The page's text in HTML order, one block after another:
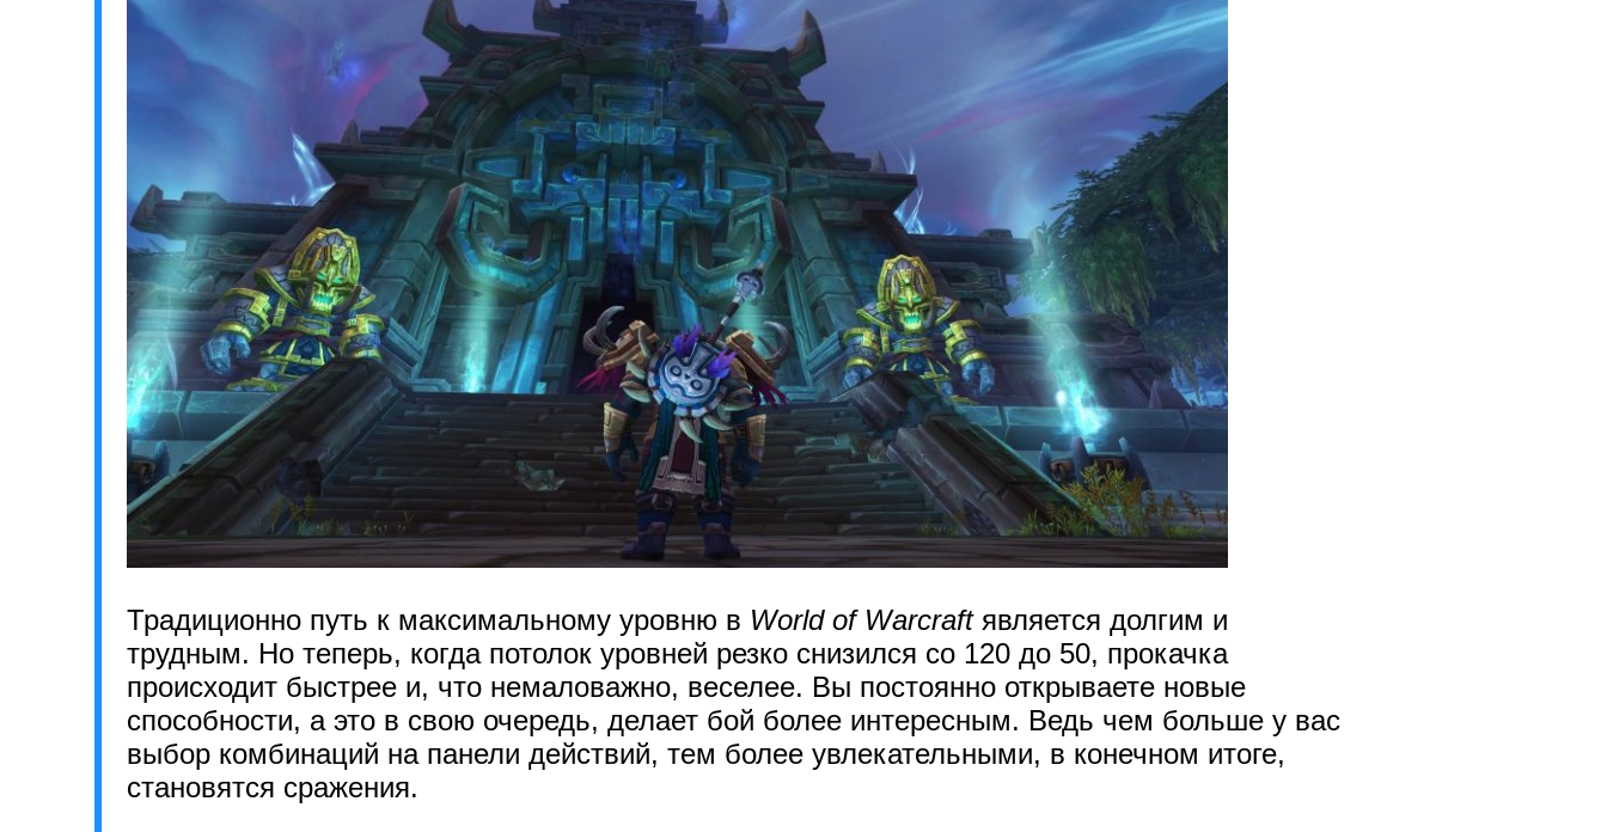
Традиционно путь к максимальному уровню в World of Warcraftявляется долгим и
трудным. Но теперь, когда потолок уровней резко снизился со 120 до 50, прокачка
происходит быстрее и, что немаловажно, веселее. Вы постоянно открываете новые
способности, а это в свою очередь, делает бой более интересным. Ведь чем больше у вас
выбор комбинаций на панели действий, тем более увлекательными, в конечном итоге,
становятся сражения.